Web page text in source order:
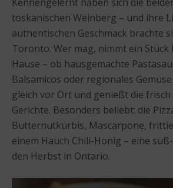
toskanischen Weinberg – und ihre
authentischen Geschmack brachte
Toronto. Wer mag, nimmt ein Stück
Hause – ob hausgemachte
Balsamicos oder regionales
gleich vor Ort und genießt die
Gerichte. Besonders beliebt: die
Butternutkürbis, Mascarpone,
einem Hauch Chili-Honig – eine
den Herbst in Ontario.